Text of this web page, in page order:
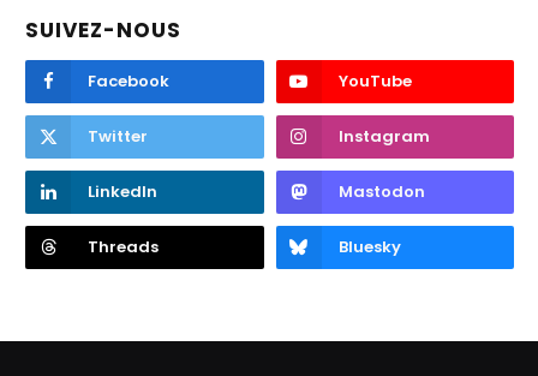
SUIVEZ-NOUS
Facebook YouTube
Twitter Instagram
LinkedIn Mastodon
Threads Bluesky